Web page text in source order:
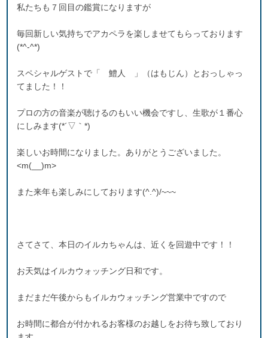
私たちも７回目の鑑賞になりますが
毎回新しい気持ちでアカペラを楽しませてもらっております
(*^-^*)
スペシャルゲストで「 鱧人 」（はもじん）とおっしゃっ
てました！！
プロの方の音楽が聴けるのもいい機会ですし、生歌が１番心
にしみます(*´▽｀*)
楽しいお時間になりました。ありがとうございました。
<m(__)m>
また来年も楽しみにしております(^.^)/~~~
さてさて、本日のイルカちゃんは、近くを回遊中です！！
お天気はイルカウォッチング日和です。
まだまだ午後からもイルカウォッチング営業中ですので
お時間に都合が付かれるお客様のお越しをお待ち致しており